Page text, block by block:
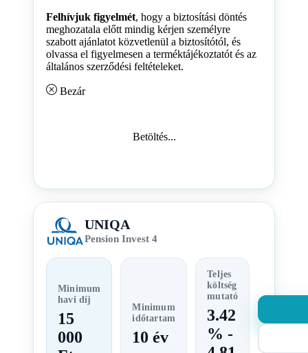
Felhívjuk figyelmét, hogy a biztosítási döntés
meghozatala előtt mindig kérjen személyre
szabott ajánlatot közvetlenül a biztosítótól, és
olvassa el figyelmesen a terméktájékoztatót és az
általános szerződési feltételeket.
Bezár
Betöltés...
UNIQA
Pension Invest 4
Minimum
havi díj
15
000
Minimum
időtartam
10 év
Teljes
költség
mutató
3.42
% -